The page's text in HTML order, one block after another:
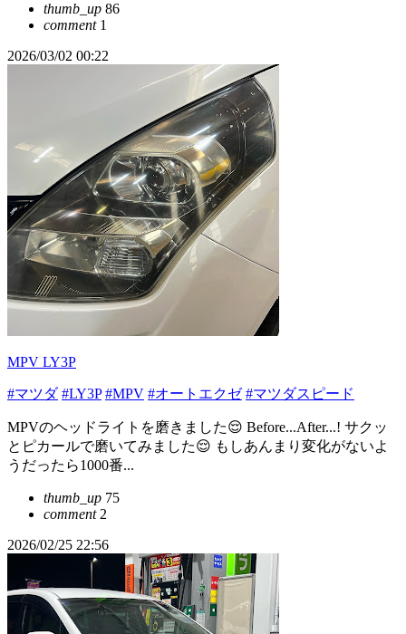
thumb_up 86
comment1
2026/03/02 00:22
MPV LY3P
#マツダ #LY3P #MPV #オートエクゼ #マツダスピード
MPVのヘッドライトを磨きました😌 Before...After...! サクッ
とピカールで磨いてみました😌 もしあんまり変化がないよ
うだったら1000番...
thumb_up 75
comment2
2026/02/25 22:56